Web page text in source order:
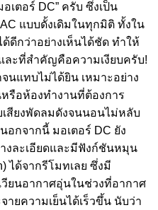
เตอร์ DC” ครับ ซึ่งเป็น
แบบดั้งเดิมในทุกมิติ ทั้งใน
ดีกว่าอย่างเห็นได้ชัด ทำให้
ละที่สำคัญคือความเงียบครับ!
นแทบไม่ได้ยิน เหมาะอย่าง
รือห้องทำงานที่ต้องการ
สียงพัดลมดังจนนอนไม่หลับ
กจากนี้ มอเตอร์ DC ยัง
งละเอียดและมีฟังก์ชันหมุน
ได้จากรีโมทเลย ซึ่งมี
ยนอากาศอุ่นในช่วงที่อากาศ
ายความเย็นได้เร็วขึ้น นับว่า